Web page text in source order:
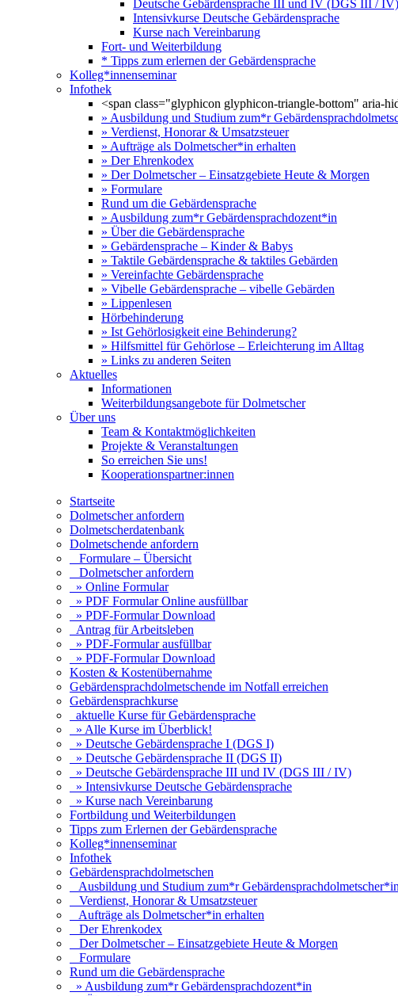
Deutsche Gebärdensprache III und IV (DGS III / IV)
Intensivkurse Deutsche Gebärdensprache
Kurse nach Vereinbarung
Fort- und Weiterbildung
* Tipps zum erlernen der Gebärdensprache
Kolleg*innenseminar
Infothek
<span class="glyphicon glyphicon-triangle-bottom" aria-
» Ausbildung und Studium zum*r
» Verdienst, Honorar & Umsatzsteuer
» Aufträge als Dolmetscher*in erhalten
» Der Ehrenkodex
» Der Dolmetscher – Einsatzgebiete Heute & Morgen
» Formulare
Rund um die Gebärdensprache
» Ausbildung zum*r Gebärdensprachdozent*in
» Über die Gebärdensprache
» Gebärdensprache – Kinder & Babys
» Taktile Gebärdensprache & taktiles Gebärden
» Vereinfachte Gebärdensprache
» Vibelle Gebärdensprache – vibelle Gebärden
» Lippenlesen
Hörbehinderung
» Ist Gehörlosigkeit eine Behinderung?
» Hilfsmittel für Gehörlose – Erleichterung im Alltag
» Links zu anderen Seiten
Aktuelles
Informationen
Weiterbildungsangebote für Dolmetscher
Über uns
Team & Kontaktmöglichkeiten
Projekte & Veranstaltungen
So erreichen Sie uns!
Kooperationspartner:innen
Startseite
Dolmetscher anfordern
Dolmetscherdatenbank
Dolmetschende anfordern
Formulare – Übersicht
Dolmetscher anfordern
» Online Formular
» PDF Formular Online ausfüllbar
» PDF-Formular Download
Antrag für Arbeitsleben
» PDF-Formular ausfüllbar
» PDF-Formular Download
Kosten & Kostenübernahme
Gebärdensprachdolmetschende im Notfall erreichen
Gebärdensprachkurse
aktuelle Kurse für Gebärdensprache
» Alle Kurse im Überblick!
» Deutsche Gebärdensprache I (DGS I)
» Deutsche Gebärdensprache II (DGS II)
» Deutsche Gebärdensprache III und IV (DGS III / IV)
» Intensivkurse Deutsche Gebärdensprache
» Kurse nach Vereinbarung
Fortbildung und Weiterbildungen
Tipps zum Erlernen der Gebärdensprache
Kolleg*innenseminar
Infothek
Gebärdensprachdolmetschen
Ausbildung und Studium zum*r Gebärdensprachdolmetscher*in
Verdienst, Honorar & Umsatzsteuer
Aufträge als Dolmetscher*in erhalten
Der Ehrenkodex
Der Dolmetscher – Einsatzgebiete Heute & Morgen
Formulare
Rund um die Gebärdensprache
» Ausbildung zum*r Gebärdensprachdozent*in